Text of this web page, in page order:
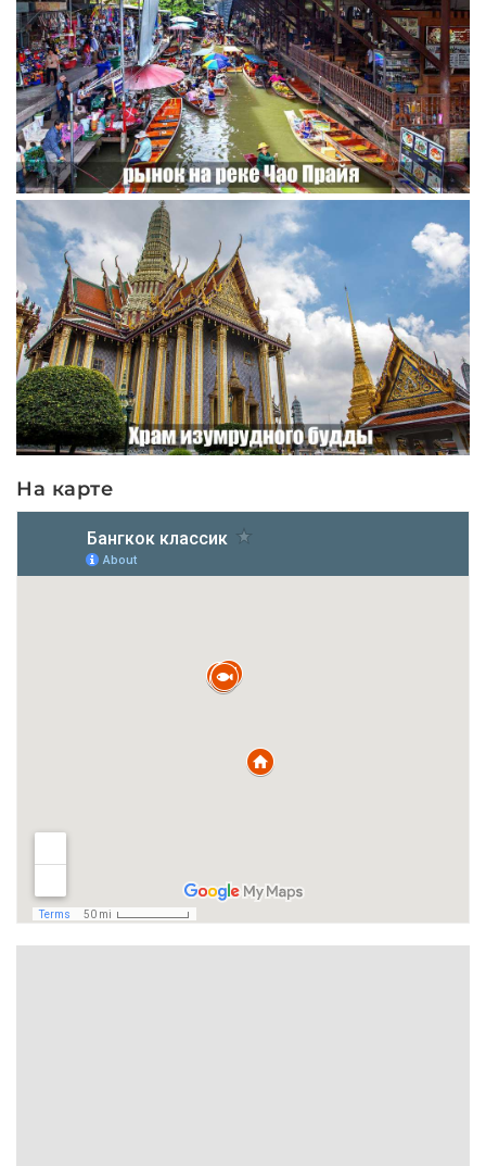
На карте
Экскурсия Бангкок Классик из Паттайи